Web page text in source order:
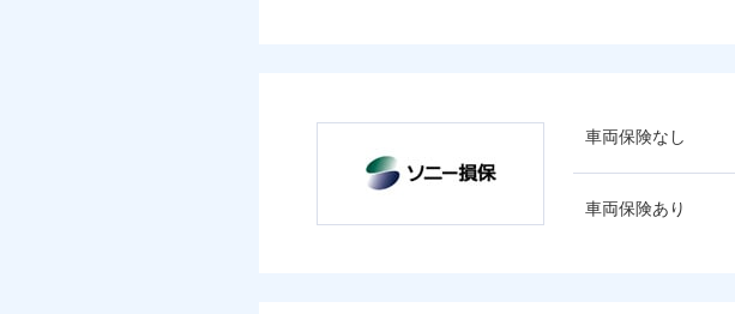
車両保険なし
車両保険あり